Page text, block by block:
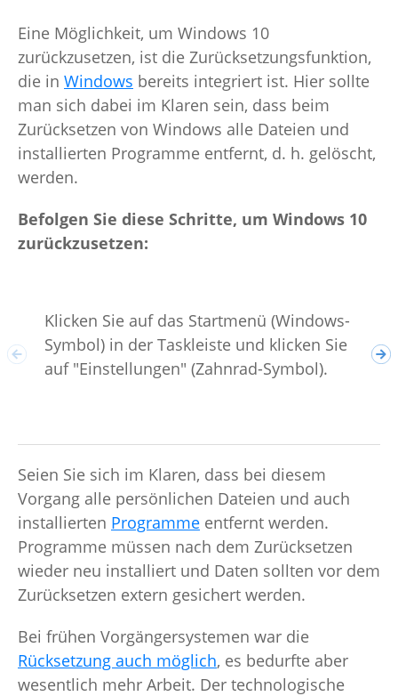
Eine Möglichkeit, um Windows 10
zurückzusetzen, ist die Zurücksetzungsfunktion,
die in Windows bereits integriert ist. Hier sollte
man sich dabei im Klaren sein, dass beim
Zurücksetzen von Windows alle Dateien und
installierten Programme entfernt, d. h. gelöscht,
werden.
Befolgen Sie diese Schritte, um Windows 10
zurückzusetzen:
Klicken Sie auf das Startmenü (Windows-
Symbol) in der Taskleiste und klicken Sie
auf "Einstellungen" (Zahnrad-Symbol).
Seien Sie sich im Klaren, dass bei diesem
Vorgang alle persönlichen Dateien und auch
installierten Programme entfernt werden.
Programme müssen nach dem Zurücksetzen
wieder neu installiert und Daten sollten vor dem
Zurücksetzen extern gesichert werden.
Bei frühen Vorgängersystemen war die
Rücksetzung auch möglich, es bedurfte aber
wesentlich mehr Arbeit. Der technologische